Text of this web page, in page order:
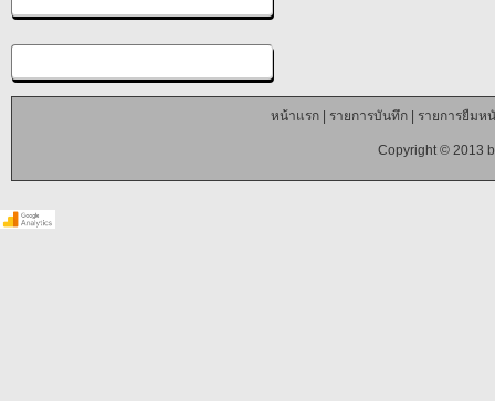
หน้าแรก| รายการบันทึก| รายการยืมห
Copyright © 2013